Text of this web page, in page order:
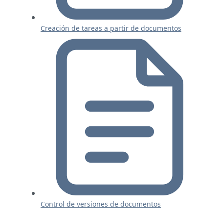
Creación de tareas a partir de documentos
Control de versiones de documentos